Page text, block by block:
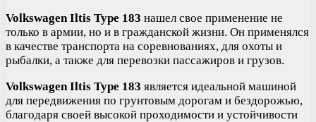
Volkswagen Iltis Type 183 нашел свое применение не
только в армии, но и в гражданской жизни. Он применялся
в качестве транспорта на соревнованиях, для охоты и
рыбалки, а также для перевозки пассажиров и грузов.
Volkswagen Iltis Type 183 является идеальной машиной
для передвижения по грунтовым дорогам и бездорожью,
благодаря своей высокой проходимости и устойчивости